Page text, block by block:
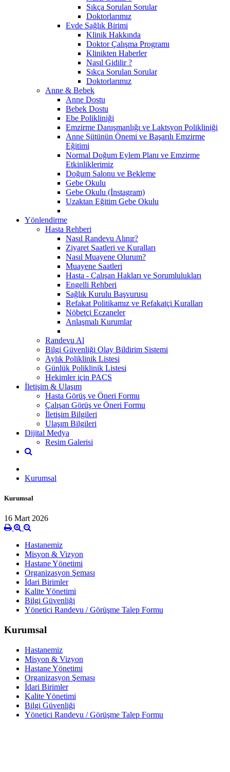
Sıkça Sorulan Sorular
Doktorlarımız
Evde Sağlık Birimi
Klinik Hakkında
Doktor Çalışma Programı
Klinikten Haberler
Nasıl Gidilir ?
Sıkça Sorulan Sorular
Doktorlarımız
Anne & Bebek
Anne Dostu
Bebek Dostu
Ebe Polikliniği
Emzirme Danışmanlığı ve Laktsyon Polikliniği
Anne Sütünün Önemi ve Başarılı Emzirme
Eğitimi
Normal Doğum Eylem Planı ve Emzirme
Etkinliklerimiz
Doğum Salonu ve Bekleme
Gebe Okulu
Gebe Okulu (İnstagram)
Uzaktan Eğitim Gebe Okulu
Yönlendirme
Hasta Rehberi
Nasıl Randevu Alınır?
Ziyaret Saatleri ve Kuralları
Nasıl Muayene Olurum?
Muayene Saatleri
Hasta - Çalışan Hakları ve Sorumlulukları
Engelli Rehberi
Sağlık Kurulu Başvurusu
Refakat Politikamız ve Refakatçi Kuralları
Nöbetçi Eczaneler
Anlaşmalı Kurumlar
Randevu Al
Bilgi Güvenliği Olay Bildirim Sistemi
Aylık Poliklinik Listesi
Günlük Poliklinik Listesi
Hekimler için PACS
İletişim & Ulaşım
Hasta Görüş ve Öneri Formu
Çalışan Görüş ve Öneri Formu
İletişim Bilgileri
Ulaşım Bilgileri
Dijital Medya
Resim Galerisi
Kurumsal
Kurumsal
16 Mart 2026
Hastanemiz
Misyon & Vizyon
Hastane Yönetimi
Organizasyon Şeması
İdari Birimler
Kalite Yönetimi
Bilgi Güvenliği
Yönetici Randevu / Görüşme Talep Formu
Kurumsal
Hastanemiz
Misyon & Vizyon
Hastane Yönetimi
Organizasyon Şeması
İdari Birimler
Kalite Yönetimi
Bilgi Güvenliği
Yönetici Randevu / Görüşme Talep Formu